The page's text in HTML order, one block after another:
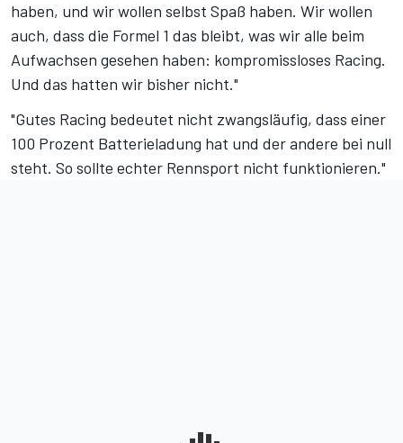
haben, und wir wollen selbst Spaß haben. Wir wollen
auch, dass die Formel 1 das bleibt, was wir alle beim
Aufwachsen gesehen haben: kompromissloses Racing.
Und das hatten wir bisher nicht."
"Gutes Racing bedeutet nicht zwangsläufig, dass einer
100 Prozent Batterieladung hat und der andere bei null
steht. So sollte echter Rennsport nicht funktionieren."